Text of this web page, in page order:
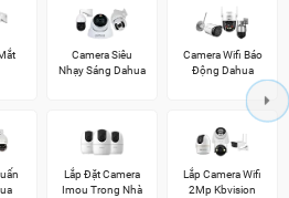
Camera Siêu
Nhạy Sáng Dahua
Camera Wifi Báo
Động Dahua
Lắp Đặt Camera
Imou Trong Nhà
Lắp Camera Wifi
2Mp Kbvision